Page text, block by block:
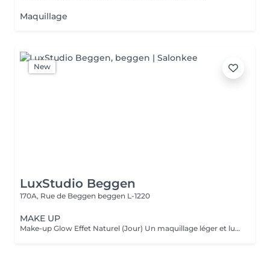
Maquillage
New
LuxStudio Beggen
170A, Rue de Beggen beggen L-1220
MAKE UP
Make-up Glow Effet Naturel (Jour) Un maquillage léger et lumineux qui sublime votre beauté naturelle. Idéal pour la journée, rendez-vous professionnels ou shootings naturels. Teint unifié, regard réveillé, sans surcharge. Frais, discret et élégant. Make-up Glamour Événements & Soirées Un maquillage sophistiqué avec une tenue renforcée, parfait pour fêtes, mariages ou séances photo. Association d'un teint parfait, d'un regard travaillé et de corrections subtiles pour un effet wow qui reste naturel. Élégance, intensité et mise en valeur. Make-up Luxe Haute Définition & Longue Durée Un maquillage professionnel avec préparation complète de la peau, correction des volumes, camouflage des imperfections et mise en lumière des traits. Tenue extrême, idéal pour caméras HD, mariée, ou occasions exigeantes. Finition impeccable, résultat haut de gamme.